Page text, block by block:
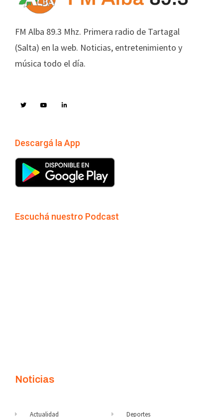
FM Alba 89.3 Mhz. Primera radio de Tartagal
(Salta) en la web. Noticias, entretenimiento y
música todo el día.
Descargá la App
Escuchá nuestro Podcast
Noticias
Actualidad Deportes